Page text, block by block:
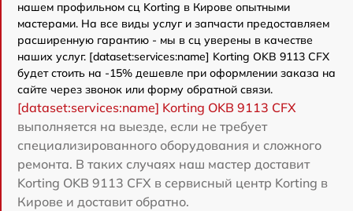
нашем профильном сц Korting в Кирове опытными
мастерами. На все виды услуг и запчасти предоставляем
расширенную гарантию - мы в сц уверены в качестве
наших услуг. [dataset:services:name] Korting OKB 9113 CFX
будет стоить на -15% дешевле при оформлении заказа на
сайте через звонок или форму обратной связи.
[dataset:services:name] Korting OKB 9113 CFX
выполняется на выезде, если не требует
специализированного оборудования и сложного
ремонта. В таких случаях наш мастер доставит
Korting OKB 9113 CFX в сервисный центр Korting в
Кирове и доставит обратно.